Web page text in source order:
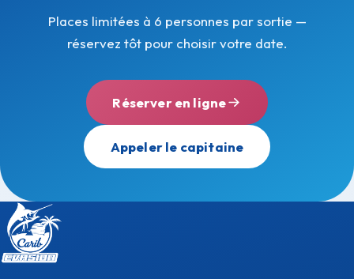
Places limitées à 6 personnes par sortie —
réservez tôt pour choisir votre date.
Réserver en ligne
Appeler le capitaine